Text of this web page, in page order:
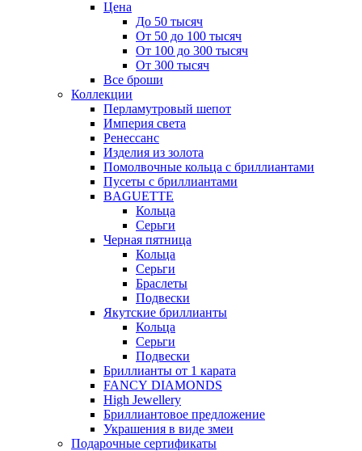
Цена
До 50 тысяч
От 50 до 100 тысяч
От 100 до 300 тысяч
От 300 тысяч
Все броши
Коллекции
Перламутровый шепот
Империя света
Ренессанс
Изделия из золота
Помолвочные кольца с бриллиантами
Пусеты с бриллиантами
BAGUETTE
Кольца
Серьги
Черная пятница
Кольца
Серьги
Браслеты
Подвески
Якутские бриллианты
Кольца
Серьги
Подвески
Бриллианты от 1 карата
FANCY DIAMONDS
High Jewellery
Бриллиантовое предложение
Украшения в виде змеи
Подарочные сертификаты